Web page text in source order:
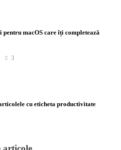
pentru macOS care îți completează
3
cu eticheta productivitate